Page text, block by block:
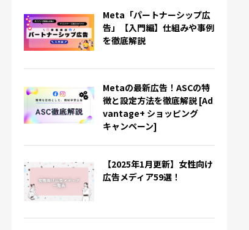
Meta「パートナーシップ広
告」【入門編】仕組みや事例
を徹底解説
Metaの最新広告！ASCの特
徴と設定方法を徹底解説 [Ad
vantage+ ショッピング
キャンペーン]
【2025年1月更新】女性向け
広告メディア59選！